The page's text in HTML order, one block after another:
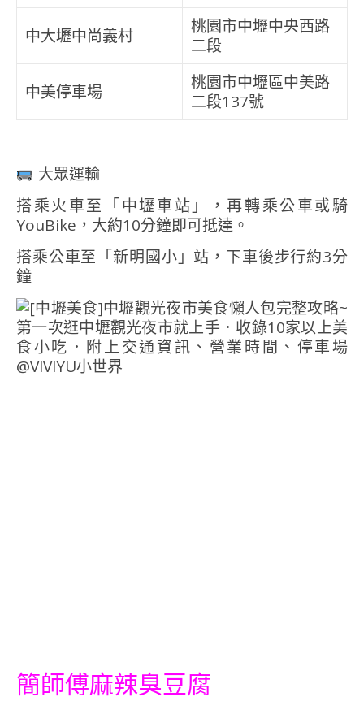
中大壢中尚義村
桃園市中壢中央西路
二段
中美停車場
桃園市中壢區中美路
二段137號
大眾運輸
搭乘火車至「中壢車站」，再轉乘公車或騎
YouBike，大約10分鐘即可抵達。
搭乘公車至「新明國小」站，下車後步行約3分
鐘
簡師傅麻辣臭豆腐